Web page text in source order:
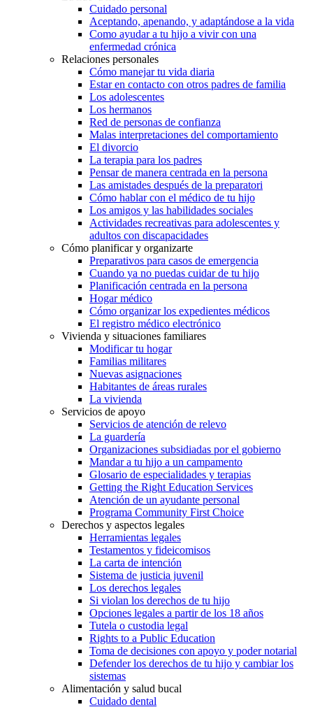
Cuidado personal
Aceptando, apenando, y adaptándose a la vida
Como ayudar a tu hijo a vivir con una
enfermedad crónica
Relaciones personales
Cómo manejar tu vida diaria
Estar en contacto con otros padres de familia
Los adolescentes
Los hermanos
Red de personas de confianza
Malas interpretaciones del comportamiento
El divorcio
La terapia para los padres
Pensar de manera centrada en la persona
Las amistades después de la preparatori
Cómo hablar con el médico de tu hijo
Los amigos y las habilidades sociales
Actividades recreativas para adolescentes y
adultos con discapacidades
Cómo planificar y organizarte
Preparativos para casos de emergencia
Cuando ya no puedas cuidar de tu hijo
Planificación centrada en la persona
Hogar médico
Cómo organizar los expedientes médicos
El registro médico electrónico
Vivienda y situaciones familiares
Modificar tu hogar
Familias militares
Nuevas asignaciones
Habitantes de áreas rurales
La vivienda
Servicios de apoyo
Servicios de atención de relevo
La guardería
Organizaciones subsidiadas por el gobierno
Mandar a tu hijo a un campamento
Glosario de especialidades y terapias
Getting the Right Education Services
Atención de un ayudante personal
Programa Community First Choice
Derechos y aspectos legales
Herramientas legales
Testamentos y fideicomisos
La carta de intención
Sistema de justicia juvenil
Los derechos legales
Si violan los derechos de tu hijo
Opciones legales a partir de los 18 años
Tutela o custodia legal
Rights to a Public Education
Toma de decisiones con apoyo y poder notarial
Defender los derechos de tu hijo y cambiar los
sistemas
Alimentación y salud bucal
Cuidado dental